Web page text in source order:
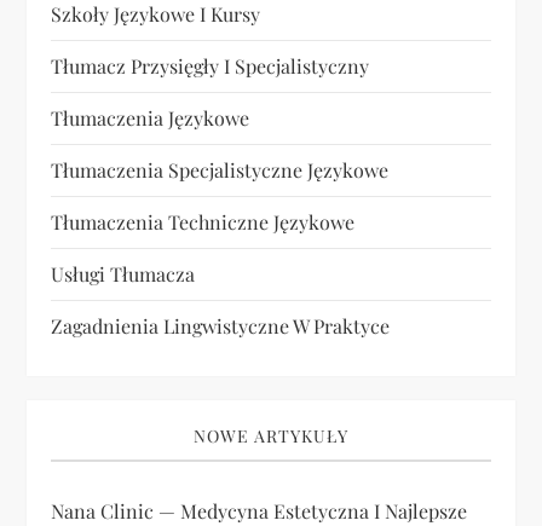
Szkoły Językowe I Kursy
Tłumacz Przysięgły I Specjalistyczny
Tłumaczenia Językowe
Tłumaczenia Specjalistyczne Językowe
Tłumaczenia Techniczne Językowe
Usługi Tłumacza
Zagadnienia Lingwistyczne W Praktyce
NOWE ARTYKUŁY
Nana Clinic — Medycyna Estetyczna I Najlepsze